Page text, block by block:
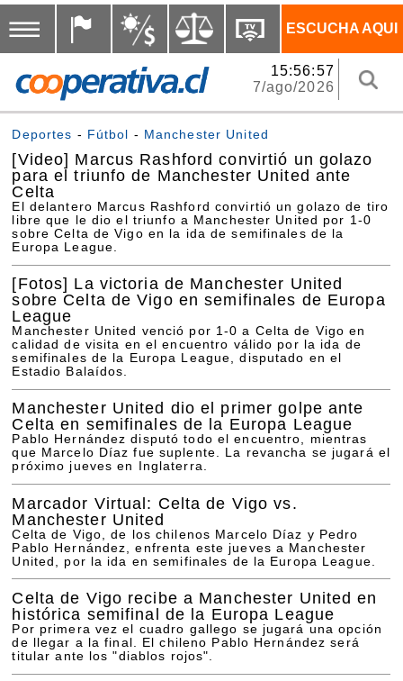
ESCUCHA AQUI
15:56:57
7/ago/2026
Deportes - Fútbol - Manchester United
[Video] Marcus Rashford convirtió un golazo
para el triunfo de Manchester United ante
Celta
El delantero Marcus Rashford convirtió un golazo de tiro
libre que le dio el triunfo a Manchester United por 1-0
sobre Celta de Vigo en la ida de semifinales de la
Europa League.
[Fotos] La victoria de Manchester United
sobre Celta de Vigo en semifinales de Europa
League
Manchester United venció por 1-0 a Celta de Vigo en
calidad de visita en el encuentro válido por la ida de
semifinales de la Europa League, disputado en el
Estadio Balaídos.
Manchester United dio el primer golpe ante
Celta en semifinales de la Europa League
Pablo Hernández disputó todo el encuentro, mientras
que Marcelo Díaz fue suplente. La revancha se jugará el
próximo jueves en Inglaterra.
Marcador Virtual: Celta de Vigo vs.
Manchester United
Celta de Vigo, de los chilenos Marcelo Díaz y Pedro
Pablo Hernández, enfrenta este jueves a Manchester
United, por la ida en semifinales de la Europa League.
Celta de Vigo recibe a Manchester United en
histórica semifinal de la Europa League
Por primera vez el cuadro gallego se jugará una opción
de llegar a la final. El chileno Pablo Hernández será
titular ante los "diablos rojos".